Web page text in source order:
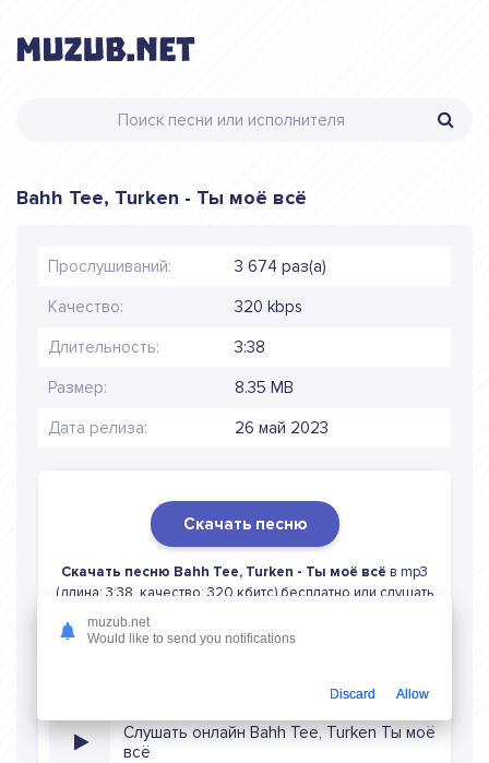
Bahh Tee, Turken - Ты моё всё
Прослушиваний: 3 674 раз(а)
Качество: 320 kbps
Длительность: 3:38
Размер: 8.35 MB
Дата релиза: 26 май 2023
Скачать песню
Скачать песню Bahh Tee, Turken - Ты моё всё в mp3
(длина: 3:38, качество: 320 кбитс) бесплатно или слушать
Слушать онлайн Bahh Tee, Turken Ты моё
всё
muzub.net
Would like to send you notifications
Discard Allow